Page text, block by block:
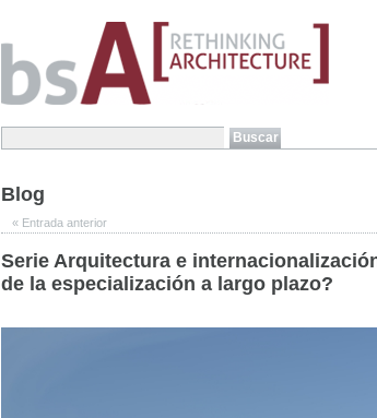
Blog
« Entrada anterior
Serie Arquitectura e
de la especialización a largo plazo?